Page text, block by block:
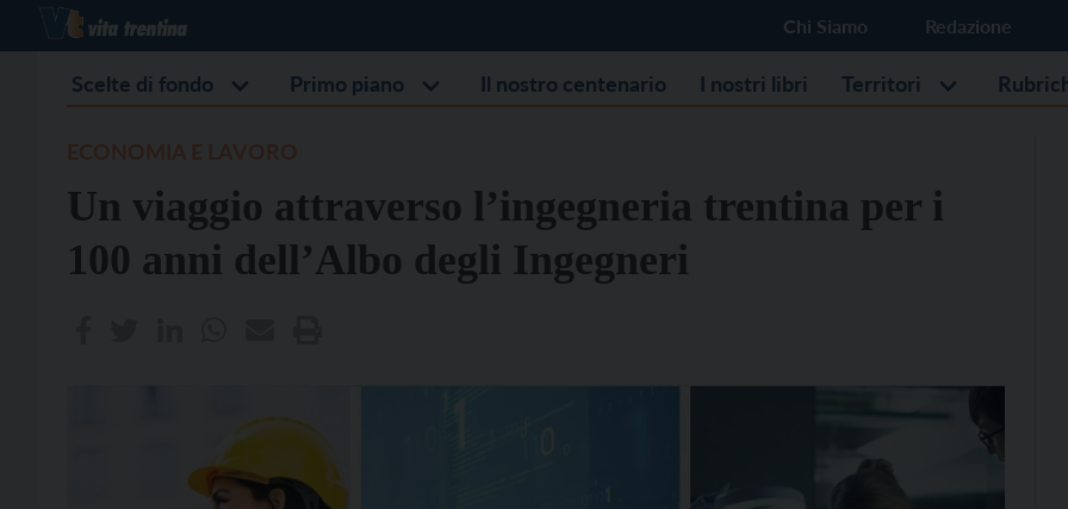
Chi Siamo Redazione
Scelte di fondo Primo piano Il nostro centenario I nostri libri Territori
Un viaggio attraverso l’ingegneria trentina per i
100 anni dell’Albo degli Ingegneri